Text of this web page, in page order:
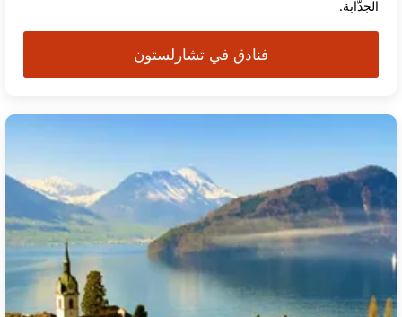
الجذّابة.
فنادق في تشارلستون